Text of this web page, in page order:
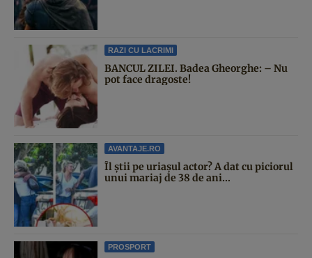
RAZI CU LACRIMI
BANCUL ZILEI. Badea Gheorghe: – Nu
pot face dragoste!
AVANTAJE.RO
Îl știi pe uriașul actor? A dat cu piciorul
unui mariaj de 38 de ani...
PROSPORT